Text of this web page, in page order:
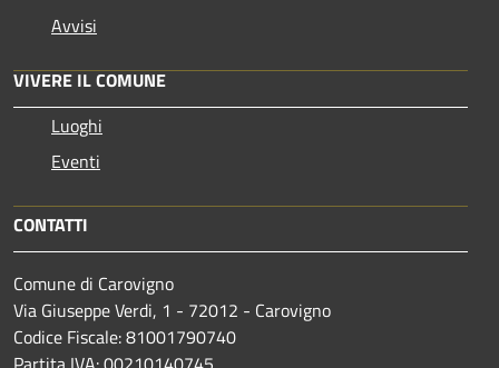
Avvisi
VIVERE IL COMUNE
Luoghi
Eventi
CONTATTI
Comune di Carovigno
Via Giuseppe Verdi, 1 - 72012 - Carovigno
Codice Fiscale: 81001790740